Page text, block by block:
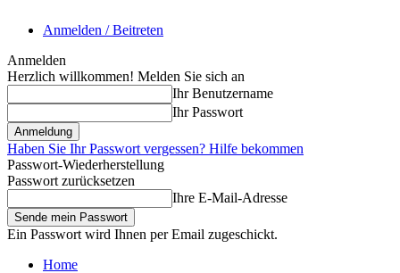
Anmelden / Beitreten
Anmelden
Herzlich willkommen! Melden Sie sich an
Ihr Benutzername
Ihr Passwort
Haben Sie Ihr Passwort vergessen? Hilfe bekommen
Passwort-Wiederherstellung
Passwort zurücksetzen
Ihre E-Mail-Adresse
Ein Passwort wird Ihnen per Email zugeschickt.
Home